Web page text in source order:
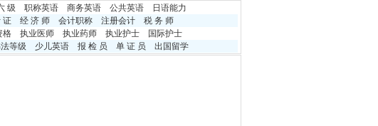
级 职称英语 商务英语 公共英语
日语能力
证 经 济 师 会计职称 注册会计
税 务 师
格 执业医师 执业药师 执业护士
国际护士
等级 少儿英语 报 检 员 单 证 员 出国留学